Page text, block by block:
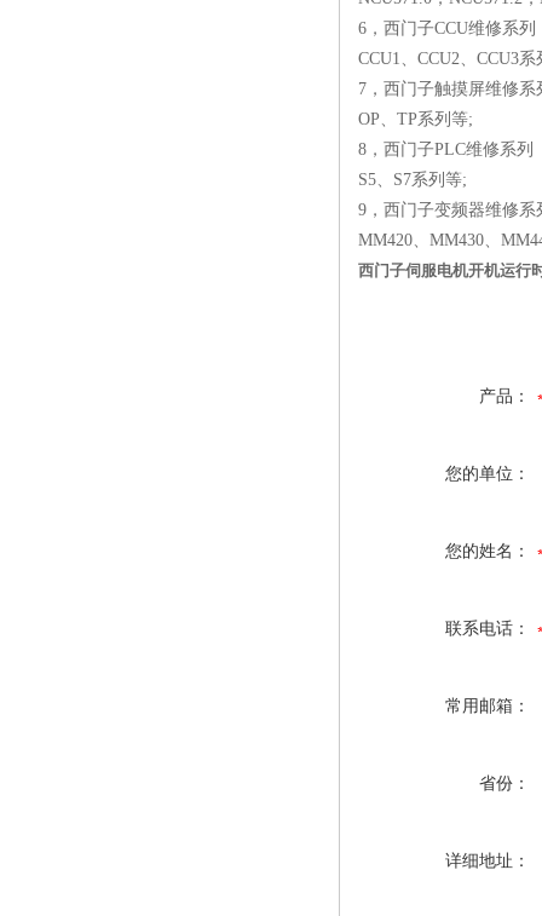
6，西门子CCU维修系列
CCU1、CCU2、CCU3系
7，西门子触摸屏维修系
OP、TP系列等;
8，西门子PLC维修系列
S5、S7系列等;
9，西门子变频器维修系
MM420、MM430、
西门子伺服电机开机运行
产品：
您的单位：
您的姓名：
联系电话：
常用邮箱：
省份：
详细地址：